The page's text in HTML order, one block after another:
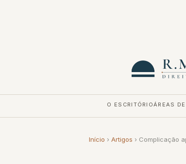
O ESCRITÓRIOÁREAS
Início › Artigos › Complicação